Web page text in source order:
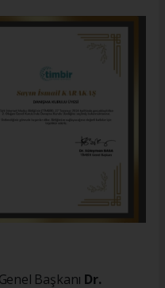
Başkanı Dr.